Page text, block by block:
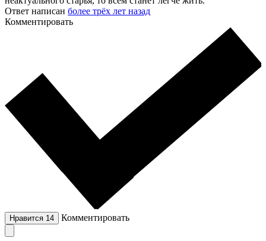
Ответ написан более трёх лет назад
Комментировать
Нравится 14 Комментировать